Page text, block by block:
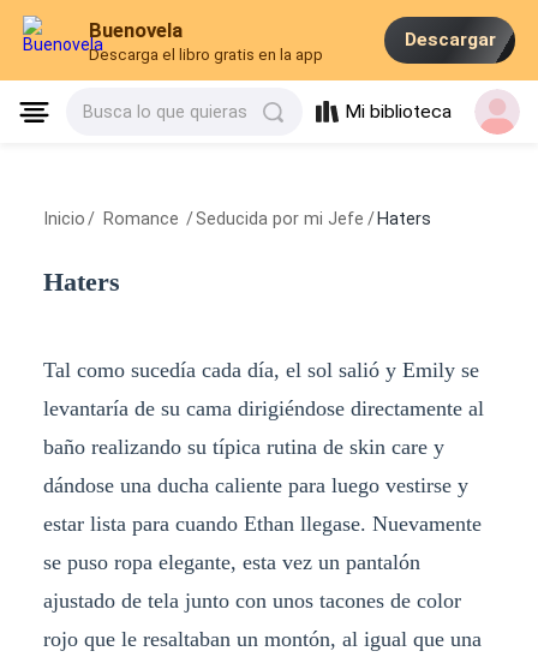
Buenovela
Descarga el libro gratis en la app
Descargar
Busca lo que quieras Mi biblioteca
Inicio / Romance /Seducida por mi Jefe / Haters
Haters
Tal como sucedía cada día, el sol salió y Emily se
levantaría de su cama dirigiéndose directamente al
baño realizando su típica rutina de skin care y
dándose una ducha caliente para luego vestirse y
estar lista para cuando Ethan llegase. Nuevamente
se puso ropa elegante, esta vez un pantalón
ajustado de tela junto con unos tacones de color
rojo que le resaltaban un montón, al igual que una